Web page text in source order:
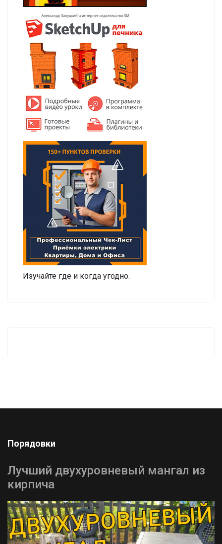
Изучайте где и когда угодно.
Порядовки
Лучший двухуровневый мангал из
кирпича